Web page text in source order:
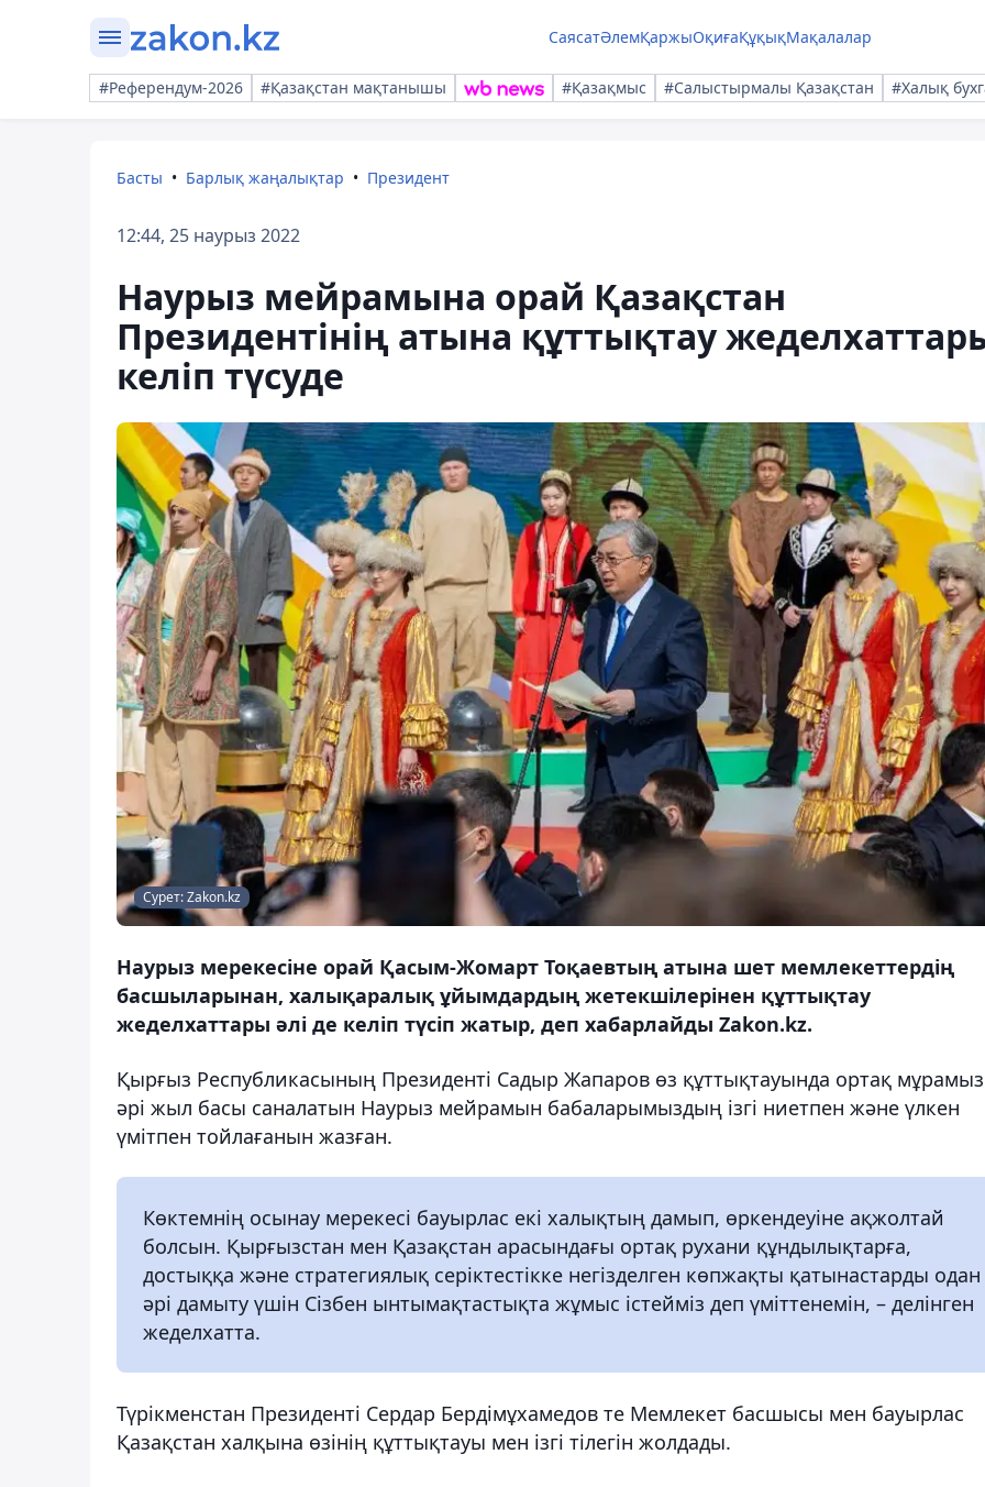
СаясатӘлемҚаржыОқиғаҚұқықМақалалар
#Референдум-2026 #Қазақстан мақтанышы #Қазақмыс #Салыстырмалы Қазақстан #Халық
Басты Барлық жаңалықтар Президент
12:44, 25 наурыз 2022
Наурыз мейрамына орай Қазақстан
Президентінің атына құттықтау
келіп түсуде
Сурет: Zakon.kz
Наурыз мерекесіне орай Қасым-Жомарт Тоқаевтың атына шет мемлекеттердің
басшыларынан, халықаралық ұйымдардың жетекшілерінен құттықтау
жеделхаттары әлі де келіп түсіп жатыр, деп хабарлайды Zakon.kz.
Қырғыз Республикасының Президенті Садыр Жапаров өз құттықтауында ортақ мұрамыз
әрі жыл басы саналатын Наурыз мейрамын бабаларымыздың ізгі ниетпен және үлкен
үмітпен тойлағанын жазған.
Көктемнің осынау мерекесі бауырлас екі халықтың дамып, өркендеуіне ақжолтай
болсын. Қырғызстан мен Қазақстан арасындағы ортақ рухани құндылықтарға,
достыққа және стратегиялық серіктестікке негізделген көпжақты қатынастарды одан
әрі дамыту үшін Сізбен ынтымақтастықта жұмыс істейміз деп үміттенемін, – делінген
жеделхатта.
Түрікменстан Президенті Сердар Бердімұхамедов те Мемлекет басшысы мен бауырлас
Қазақстан халқына өзінің құттықтауы мен ізгі тілегін жолдады.